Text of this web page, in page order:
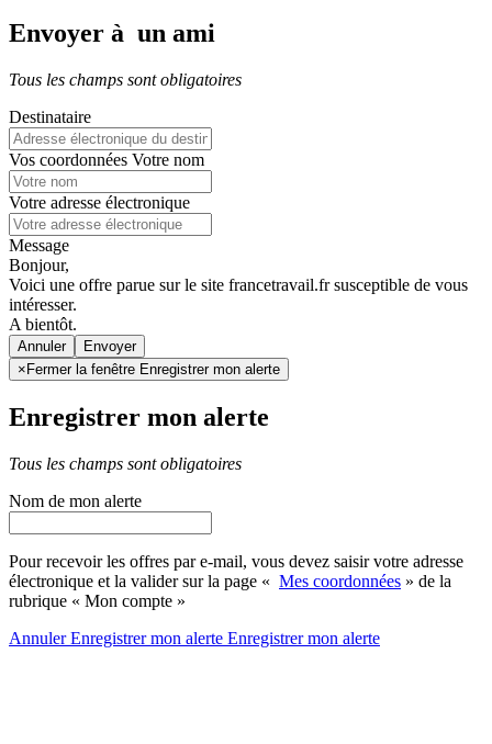
Envoyer à un ami
Tous les champs sont obligatoires
Destinataire
Vos coordonnées Votre nom
Votre adresse électronique
Message
Bonjour,
Voici une offre parue sur le site francetravail.fr susceptible de vous
intéresser.
A bientôt.
Annuler
× Fermer la fenêtre Enregistrer mon alerte
Enregistrer mon alerte
Tous les champs sont obligatoires
Nom de mon alerte
Pour recevoir les offres par e-mail, vous devez saisir votre adresse
électronique et la valider sur la page « Mes coordonnées » de la
rubrique « Mon compte »
AnnulerEnregistrer mon alerte Enregistrermon alerte